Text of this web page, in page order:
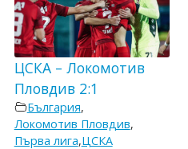
ЦСКА – Локомотив
Пловдив 2:1
България,
Локомотив Пловдив,
Първа лига,ЦСКА